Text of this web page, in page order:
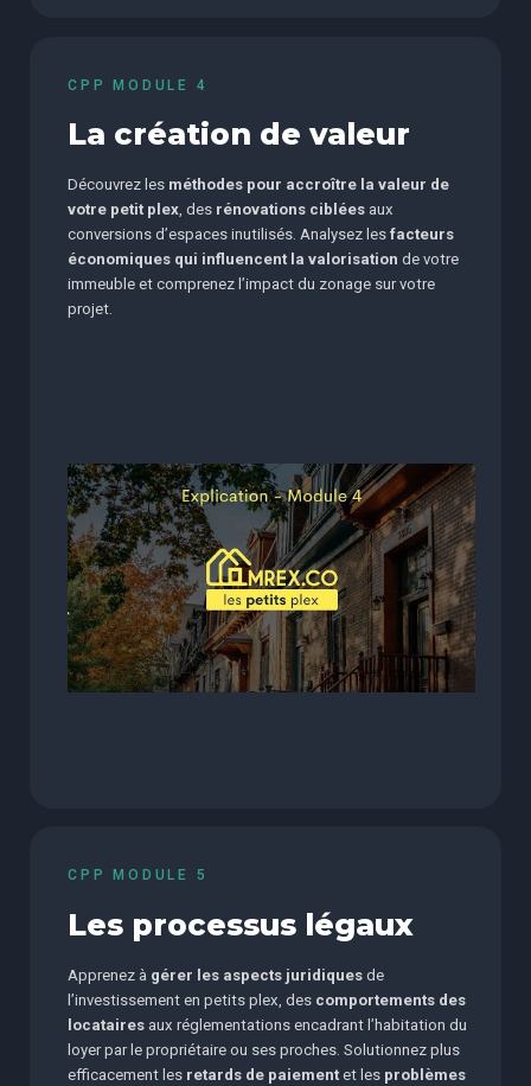
CPP MODULE 4
La création de valeur
Découvrez les méthodes pour accroître la valeur de
votre petit plex , des rénovations ciblées aux
conversions d’espaces inutilisés. Analysez les facteurs
économiques qui influencent la valorisation de votre
immeuble et comprenez l’impact du zonage sur votre
projet.
CPP MODULE 5
Les processus légaux
Apprenez à gérer les aspects juridiques de
l’investissement en petits plex, des comportements des
locataires aux réglementations encadrant l’habitation du
loyer par le propriétaire ou ses proches. Solutionnez plus
efficacement les retards de paiement et les problèmes